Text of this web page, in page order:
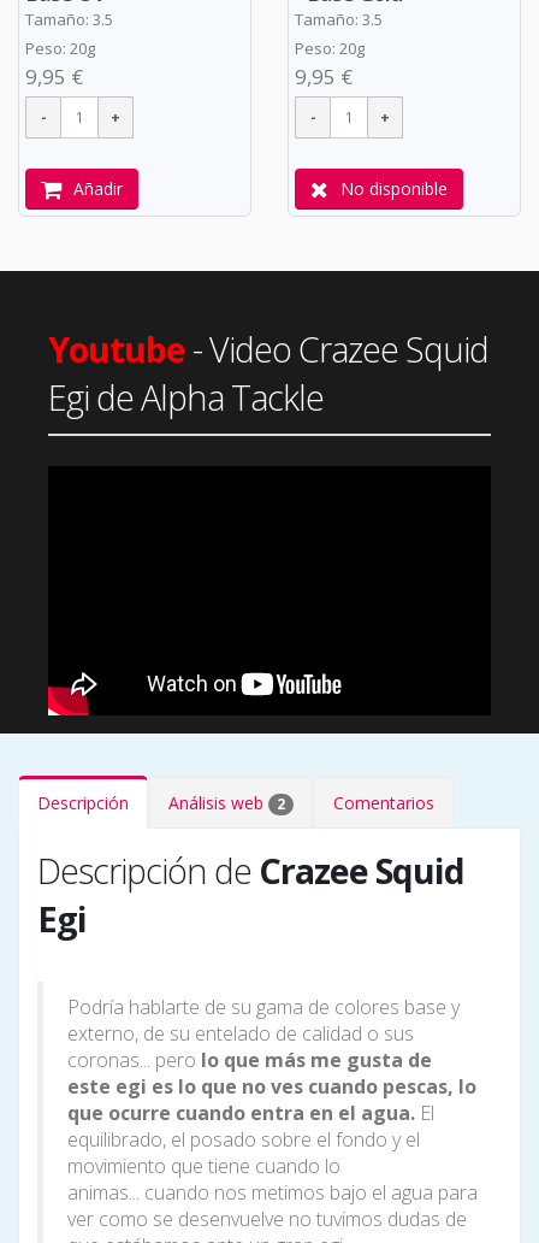
Tamaño: 3.5
Peso: 20g
9,95 €
Añadir
Tamaño: 3.5
Peso: 20g
9,95 €
No disponible
Youtube- Video Crazee Squid
Egi de Alpha Tackle
Descripción Análisis web 2 Comentarios
Descripción de Crazee Squid
Egi
Podría hablarte de su gama de colores base y
externo, de su entelado de calidad o sus
coronas... pero lo que más me gusta de
este egi es lo que no ves cuando pescas, lo
que ocurre cuando entra en el agua. El
equilibrado, el posado sobre el fondo y el
movimiento que tiene cuando lo
animas... cuando nos metimos bajo el agua para
ver como se desenvuelve no tuvimos dudas de